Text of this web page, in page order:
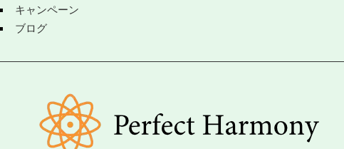
キャンペーン
ブログ